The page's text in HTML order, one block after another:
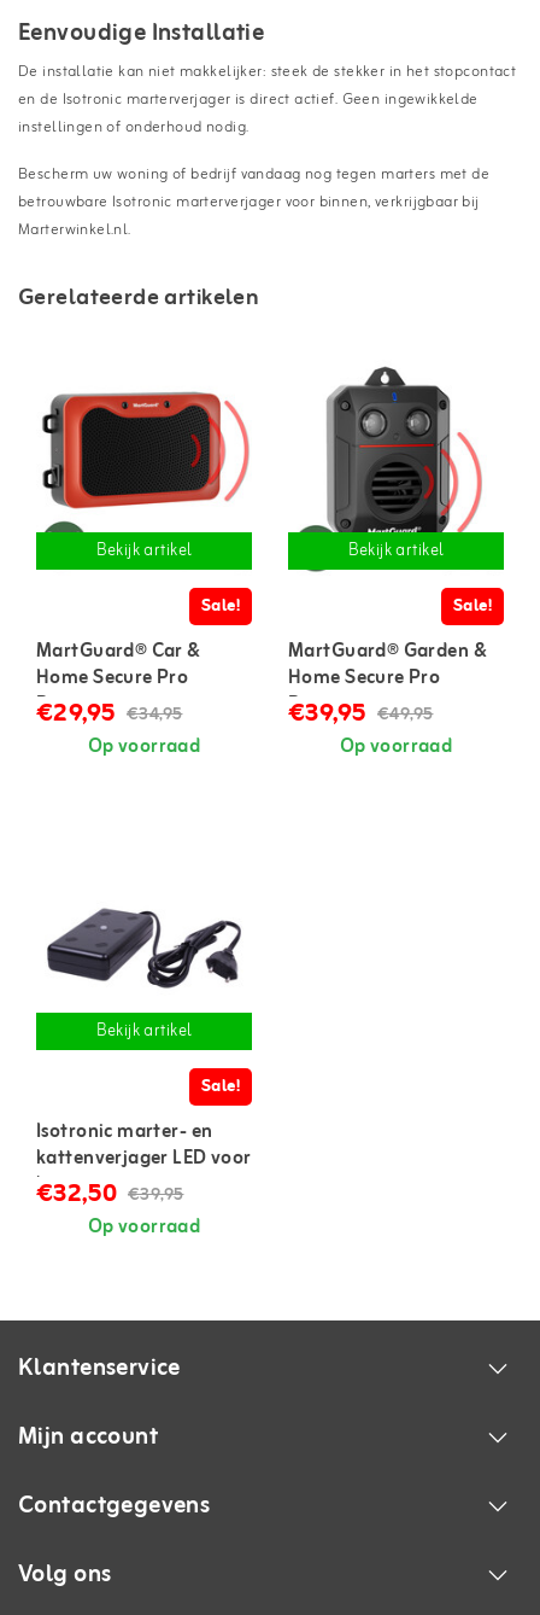
Eenvoudige Installatie
De installatie kan niet makkelijker: steek de stekker in het stopcontact
en de Isotronic marterverjager is direct actief. Geen ingewikkelde
instellingen of onderhoud nodig.
Bescherm uw woning of bedrijf vandaag nog tegen marters met de
betrouwbare Isotronic marterverjager voor binnen, verkrijgbaar bij
Marterwinkel.nl.
Gerelateerde artikelen
Bekijk artikel
Sale!
MartGuard® Car &
Home Secure Pro
Battery marterverjager
op batterijen
€29,95 €34,95
Op voorraad
Bekijk artikel
Sale!
MartGuard® Garden &
Home Secure Pro
Battery marterverjager
voor binnen en buiten
€39,95 €49,95
Op voorraad
Bekijk artikel
Sale!
Isotronic marter- en
kattenverjager LED voor
binnen
€32,50 €39,95
Op voorraad
Klantenservice
Mijn account
Contactgegevens
Volg ons